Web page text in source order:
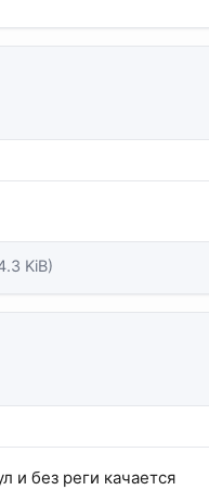
KiB)
и без реги качается